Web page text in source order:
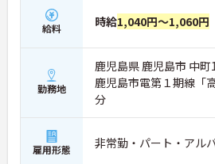
給料 時給1,040円～1,060円
勤務地
鹿児島県 鹿児島市 中
鹿児島市電第１期線「
分
雇用形態 非常勤・パート・アル